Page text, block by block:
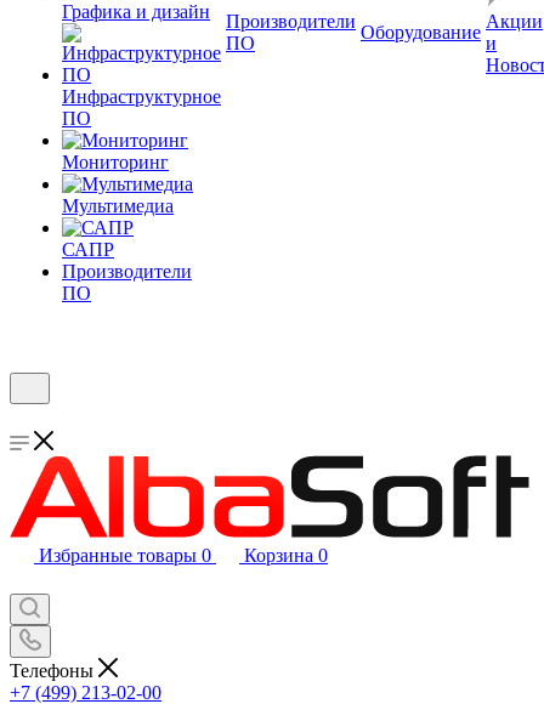
Графика и дизайн
Инфраструктурное
ПО
Мониторинг
Мультимедиа
САПР
Производители
ПО
Производители
ПО
Оборудование
Акции
и
Избранные товары 0 Корзина 0
Телефоны
+7 (499) 213-02-00